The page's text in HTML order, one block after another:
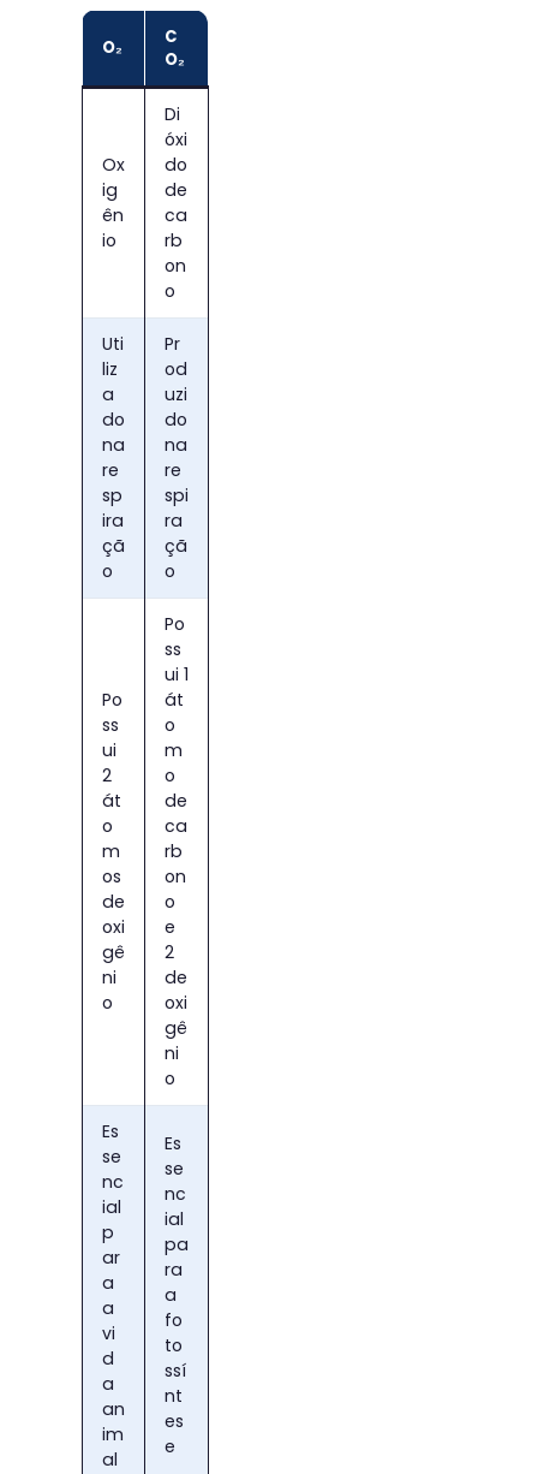
O₂
C
O₂
Ox
ig
ên
io
Di
óxi
do
de
ca
rb
on
o
Uti
liz
a
do
na
re
sp
ira
çã
o
Pr
od
uzi
do
na
re
spi
ra
çã
o
Po
ss
ui
2
át
o
m
os
de
oxi
gê
ni
o
Po
ss
ui 1
át
o
m
o
de
ca
rb
on
o
e
2
de
oxi
gê
ni
o
Es
se
nc
ial
p
ar
a
a
vi
d
a
an
im
al
Es
se
nc
ial
pa
ra
a
fo
to
ssí
nt
es
e